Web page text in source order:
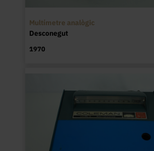
Multímetre analògic
Desconegut
1970